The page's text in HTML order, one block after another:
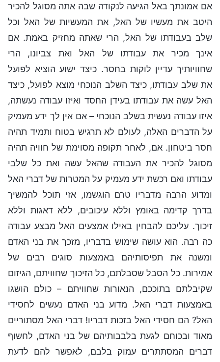
אם אמונתך באל הגיעה לנקודה שבה אתה מסוגל להכיר
היטב את מעשיו של האל, את המעשיות של האל וכל
שלב בעבודתו של האל, הרי שאתה מחזיק באמת. אם
אינך מכיר את עבודתו של האל ואת צביונו, הרי
שחוויותיך עדיין לוקות בחסר. כיצד ישוע הוציא לפועל
את שלב עבודתו, כיצד השלב הנוכחי מוצא לפועל, כיצד
האל עשה את עבודתו בעידן החסד ואיזו עבודה נעשתה,
איזו עבודה נעשית בשלב הנוכחי – אם אין לך ידע מעמיק
על הדברים האלה, לעולם לא תרגיש בטוח ותמיד תהיה
חסר ביטחון. אם, לאחר תקופה מסוימת של חוויה תהיה
מסוגל להכיר את העבודה שהאל עשה ואת כל שלבי
עבודתו ואם רכשת ידע מעמיק על המטרות של דברי האל
ומדוע הרבה מדבריו טרם הוגשמו, אזי תוכל להמשיך
בדרך קדימה באומץ וללא עיכובים, ללא דאגות וללא
זיכוך. עליכם להבחין באילו אמצעים האל מבצע עבודה
כה רבה. הוא עושה שימוש בדבריו, מזכך את בני האדם
ומשנה את תפיסותיהם באמצעות סוגים רבים של
אמירות. כל הסבל שסבלתם, כל הזיכוך שחוויתם, הגיזום
שקיבלתם בתוככם, הנאורות שחוויתם – כולם הושגו
באמצעות דברי האל. מדוע בני האדם נעשים לחסידי
האל? הם חסידי האל בזכות דבריו! דברי האל מסתוריים
מאוד ובכוחם לגעת בלבבותיהם של בני האדם, לחשוף
דברים המסתתרים עמוק בלבם, לאפשר להם לדעת